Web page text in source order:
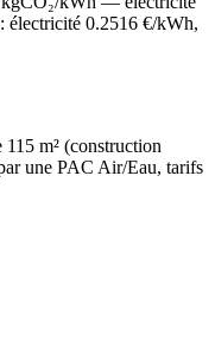
électricité 0.2516 €/kWh,
115 m² (construction
une PAC Air/Eau, tarifs